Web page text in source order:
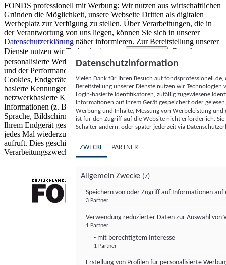
FONDS professionell mit Werbung: Wir nutzen aus wirtschaftlichen
Gründen die Möglichkeit, unsere Webseite Dritten als digitalen
Werbeplatz zur Verfügung zu stellen. Über Verarbeitungen, die in
der Verantwortung von uns liegen, können Sie sich in unserer
Datenschutzerklärung näher informieren. Zur Bereitstellung unserer
Dienste nutzen wir Technologien von
Partnern (5)
. Zwecke:
personalisierte Werbung und Inhalte, Messung von Werbeleistung
und der Performance von Inhalten sowie Zielgruppenforschung.
Cookies, Endgeräte- oder ähnliche Online-Kennungen (z. B. login-
basierte Kennungen, zufällig generierte Kennungen,
netzwerkbasierte Kennungen) können zusammen mit anderen
Informationen (z. B. Browsertyp und Browserinformationen,
Sprache, Bildschirmgröße, unterstützte Technologien usw.) auf
Ihrem Endgerät gespeichert oder von dort ausgelesen werden, um es
jedes Mal wiederzuerkennen, wenn es eine App oder einer Webseite
aufruft. Dies geschieht für einen oder mehrere der hier aufgeführten
Verarbeitungszwecke.
Datenschutzinformation
Vielen Dank für Ihren Besuch auf
Bereitstellung unserer Dienste nutzen wir Technologien
Login-basierte Identifikatoren, zufällig zugewiesene
Informationen auf Ihrem Gerät gespeichert oder
Werbung und Inhalte, Messung von Werbeleistung
ist für den Zugriff auf die Website nicht erforderlich.
Schalter ändern, oder später jederzeit via
ZWECKE PARTNER
Allgemein Zwecke (7)
Speichern von oder Zugriff auf Informationen auf
3 Partner
Verwendung reduzierter Daten zur Auswahl von
1 Partner
- mit berechtigtem Interesse
1 Partner
Erstellung von Profilen für personalisierte
FONDS professionell